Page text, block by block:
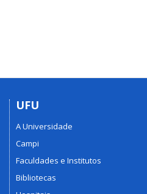
UFU
A Universidade
Campi
Faculdades e Institutos
Bibliotecas